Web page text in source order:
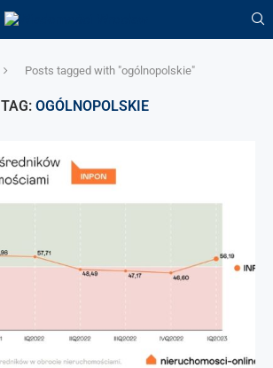
Posts tagged with "ogólnopolskie"
TAG: OGÓLNOPOLSKIE